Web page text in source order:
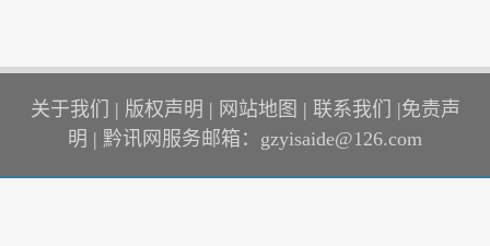
关于我们 | 版权声明 | 网站地图 | 联系我们 |免责声
明 | 黔讯网服务邮箱：gzyisaide@126.com